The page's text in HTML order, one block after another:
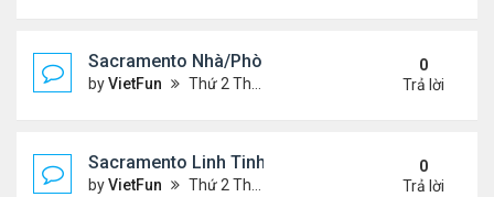
Sacramento Nhà/Phòng 7/2/21- 7/9/21
byVietFun Thứ 2 Tháng 7 05, 2021 2:51 pm
0
Trả lời
Sacramento Linh Tinh 7/2/21- 7/9/21
byVietFun Thứ 2 Tháng 7 05, 2021 2:47 pm
0
Trả lời